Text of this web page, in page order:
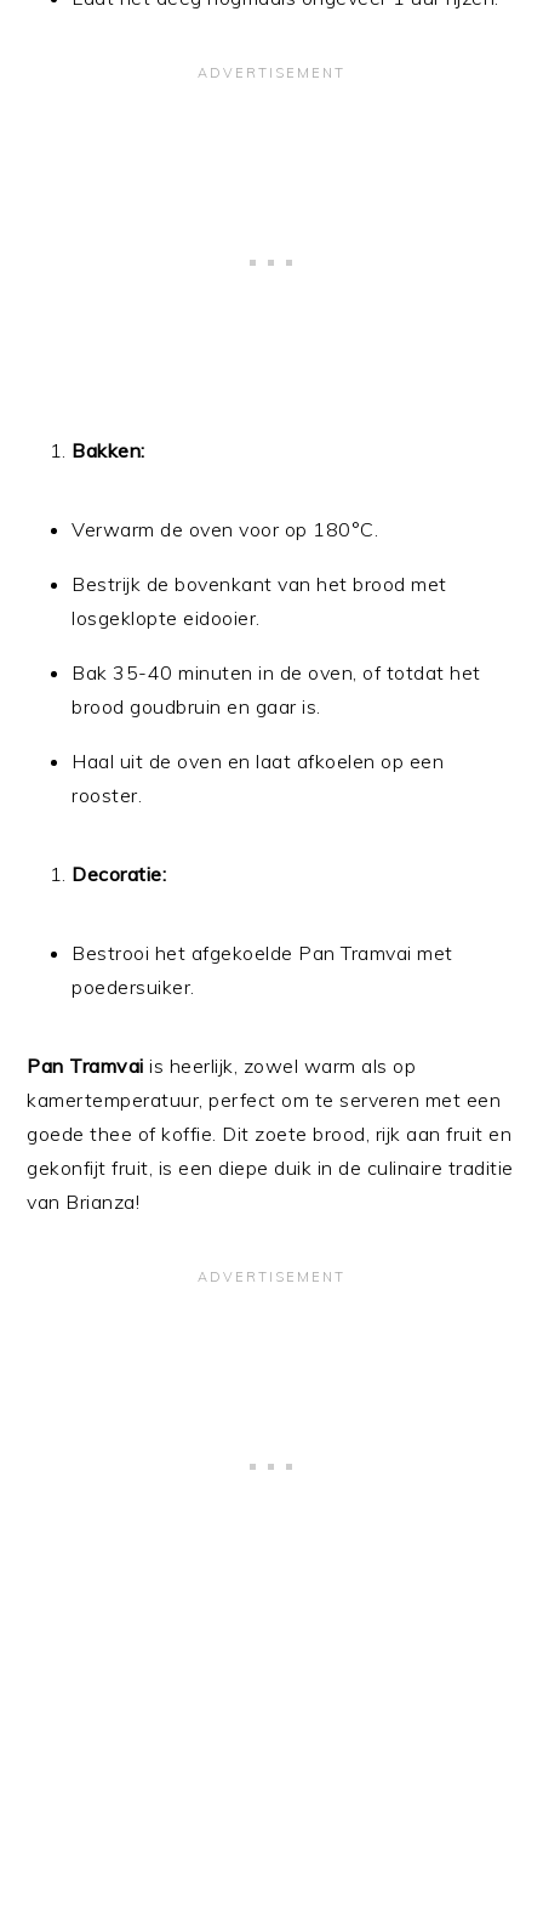
Bakken:
Verwarm de oven voor op 180°C.
Bestrijk de bovenkant van het brood met
losgeklopte eidooier.
Bak 35-40 minuten in de oven, of totdat het
brood goudbruin en gaar is.
Haal uit de oven en laat afkoelen op een
rooster.
Decoratie:
Bestrooi het afgekoelde Pan Tramvai met
poedersuiker.
Pan Tramvai is heerlijk, zowel warm als op
kamertemperatuur, perfect om te serveren met een
goede thee of koffie. Dit zoete brood, rijk aan fruit en
gekonfijt fruit, is een diepe duik in de culinaire traditie
van Brianza!